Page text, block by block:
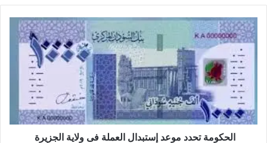
الحكومة تحدد موعد إستبدال العملة فى ولاية الجزيرة